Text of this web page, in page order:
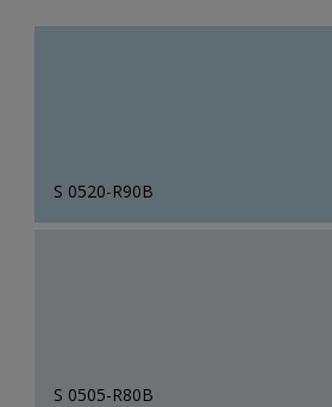
S 0520-R90B
S 0505-R80B